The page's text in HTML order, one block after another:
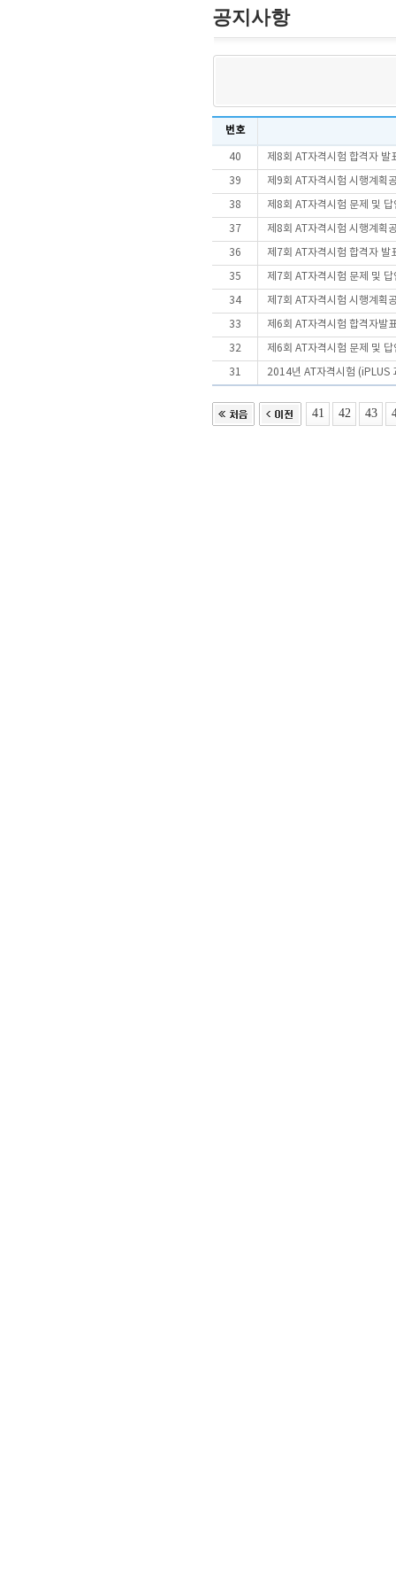
공지사항
번호
40 제8회 AT자격시험 합격자 발
39 제9회 AT자격시험 시행계획
38 제8회 AT자격시험 문제 및 답
37 제8회 AT자격시험 시행계획
36 제7회 AT자격시험 합격자 발
35 제7회 AT자격시험 문제 및 답
34 제7회 AT자격시험 시행계획
33 제6회 AT자격시험 합격자발
32 제6회 AT자격시험 문제 및 답
31 2014년 AT자격시험 (iPLUS
41 42 43